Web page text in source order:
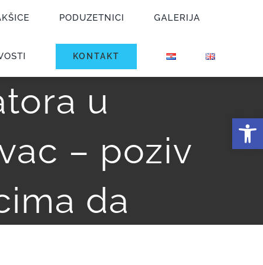
PODUZETNICI GALERIJA
KONTAKT
u
– poziv
da